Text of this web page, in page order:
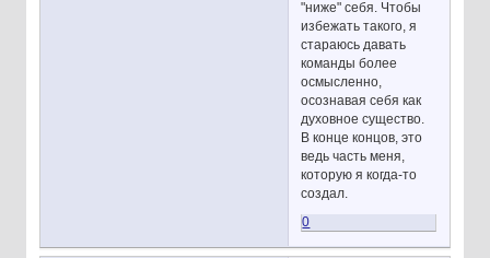
"ниже" себя. Чтобы
избежать такого, я
стараюсь давать
команды более
осмысленно,
осознавая себя как
духовное существо.
В конце концов, это
ведь часть меня,
которую я когда-то
создал.
0